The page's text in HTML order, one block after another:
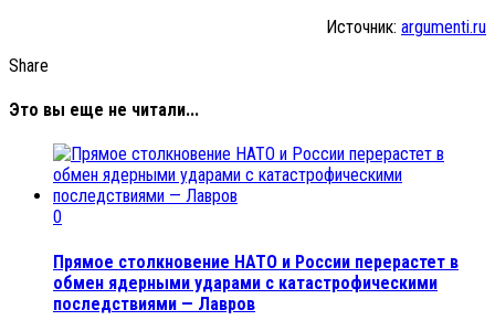
Источник: argumenti.ru
Share
Это вы еще не читали...
0
Прямое столкновение НАТО и России перерастет в
обмен ядерными ударами с катастрофическими
последствиями — Лавров